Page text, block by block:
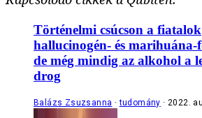
Történelmi csúcson a fiatalok
hallucinogén- és marihuána-
de még mindig az alkohol a
drog
Balázs Zsuzsanna tudomány 2022.